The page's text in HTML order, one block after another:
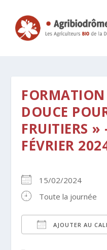
DOUCE
FRUITIERS »
FÉVRIER
15/02/2024
Toute la journée
AJOUTER AU